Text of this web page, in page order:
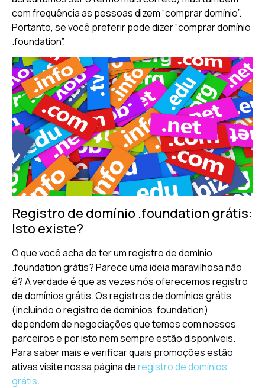
com frequência as pessoas dizem “comprar domínio”.
Portanto, se você preferir pode dizer “comprar domínio
.foundation”.
Registro de domínio .foundation grátis:
Isto existe?
O que você acha de ter um registro de domínio
.foundation grátis? Parece uma ideia maravilhosa não
é? A verdade é que as vezes nós oferecemos registro
de domínios grátis. Os registros de domínios grátis
(incluindo o registro de domínios .foundation)
dependem de negociações que temos com nossos
parceiros e por isto nem sempre estão disponíveis.
Para saber mais e verificar quais promoções estão
ativas visite nossa página deregistro de domínios
grátis.